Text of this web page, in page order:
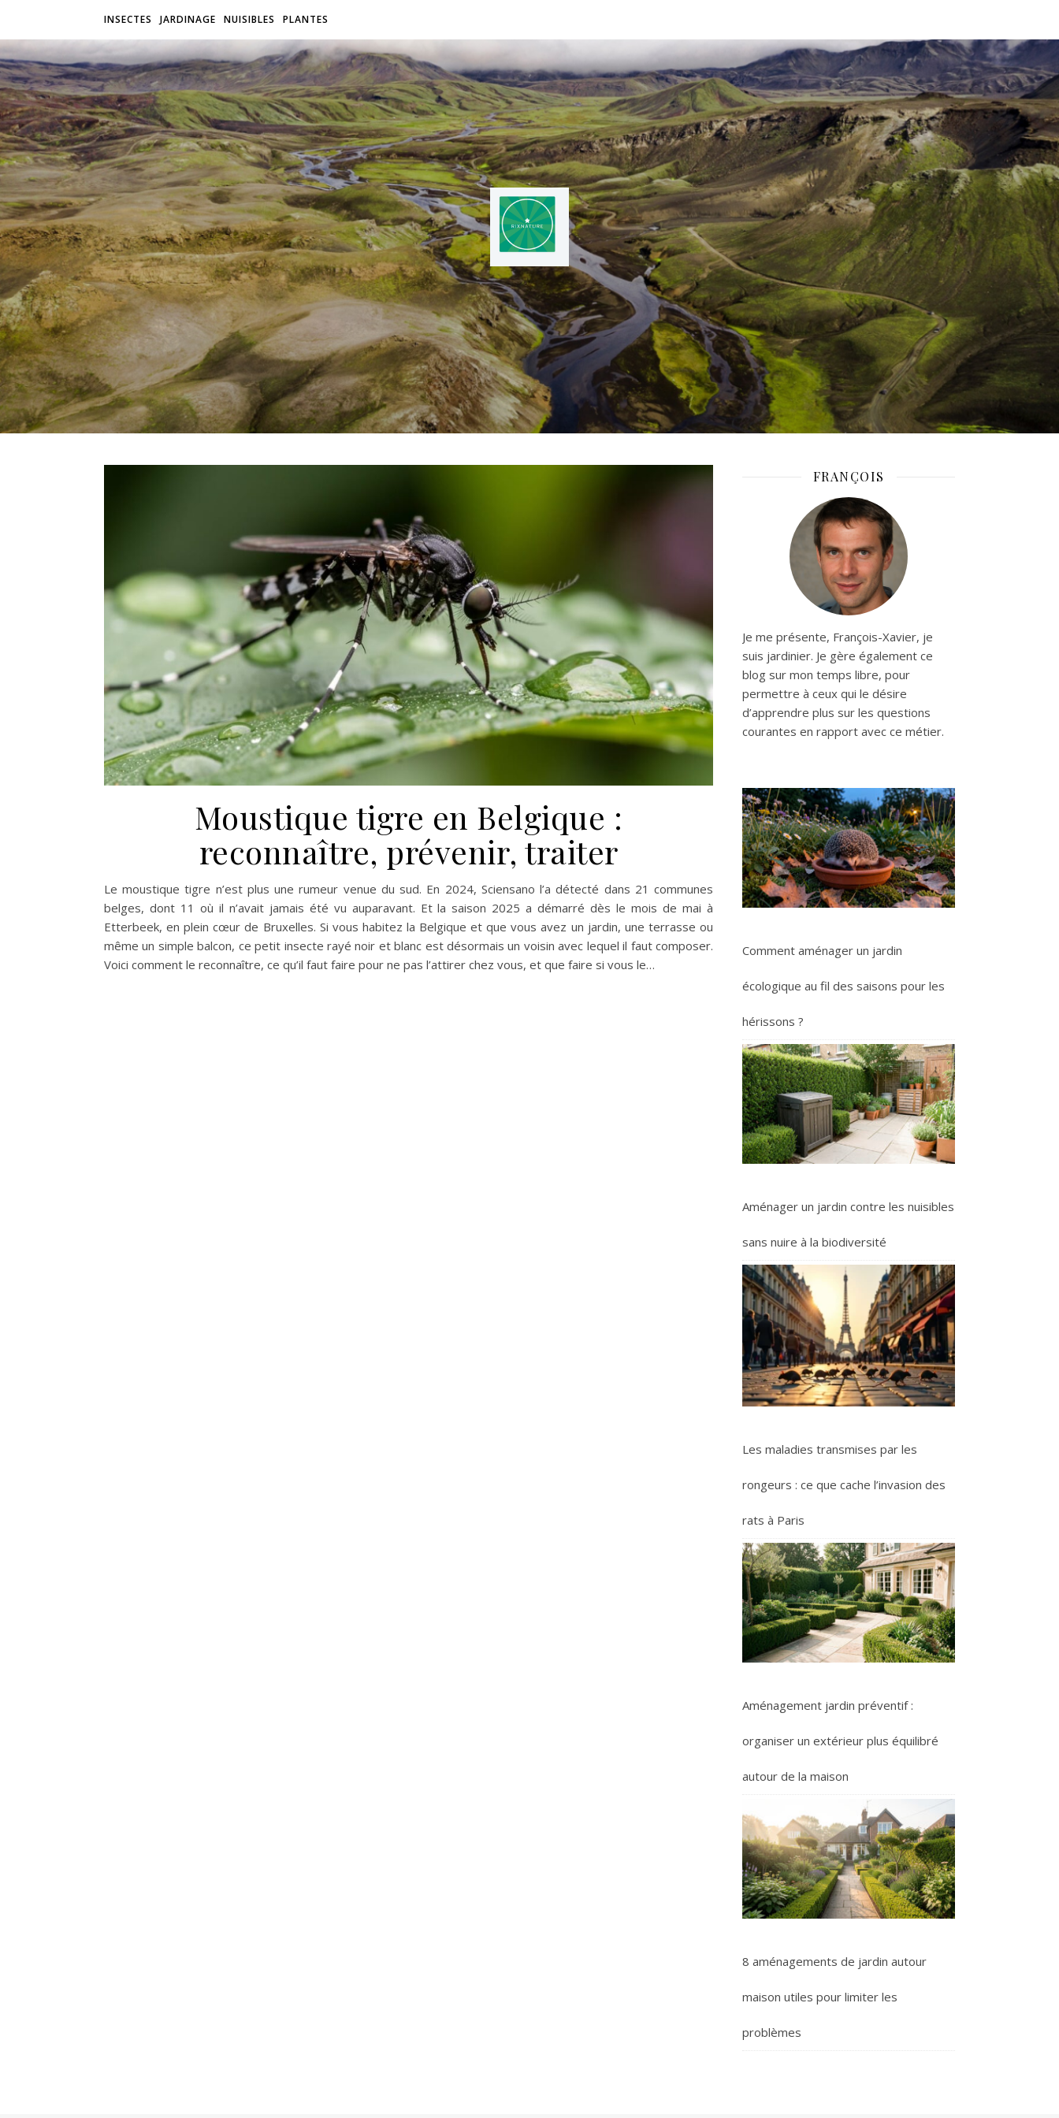
INSECTES JARDINAGE NUISIBLES PLANTES
Moustique tigre en Belgique :
reconnaître, prévenir, traiter
Le moustique tigre n’est plus une rumeur venue du sud. En 2024, Sciensano l’a détecté dans 21 communes
belges, dont 11 où il n’avait jamais été vu auparavant. Et la saison 2025 a démarré dès le mois de mai à
Etterbeek, en plein cœur de Bruxelles. Si vous habitez la Belgique et que vous avez un jardin, une terrasse ou
même un simple balcon, ce petit insecte rayé noir et blanc est désormais un voisin avec lequel il faut composer.
Voici comment le reconnaître, ce qu’il faut faire pour ne pas l’attirer chez vous, et que faire si vous le…
FRANÇOIS
Je me présente, François-Xavier, je
suis jardinier. Je gère également ce
blog sur mon temps libre, pour
permettre à ceux qui le désire
d’apprendre plus sur les questions
courantes en rapport avec ce métier.
Comment aménager un jardin
écologique au fil des saisons pour les
hérissons ?
Aménager un jardin contre les nuisibles
sans nuire à la biodiversité
Les maladies transmises par les
rongeurs : ce que cache l’invasion des
rats à Paris
Aménagement jardin préventif :
organiser un extérieur plus équilibré
autour de la maison
8 aménagements de jardin autour
maison utiles pour limiter les
problèmes